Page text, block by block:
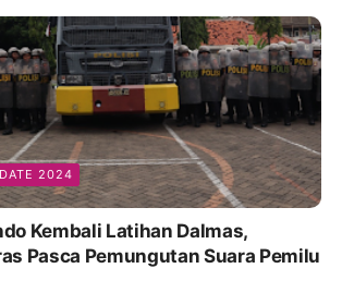
2024
Kembali Latihan Dalmas,
Pasca Pemungutan Suara Pemilu